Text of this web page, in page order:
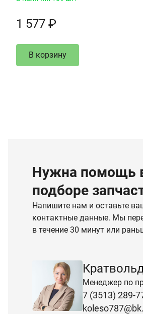
1 577 ₽
В корзину
Нужна помощь
подборе
Напишите нам и оставьте
контактные данные. Мы
в течение 30 минут или
Менеджер по
7 (3513) 289-